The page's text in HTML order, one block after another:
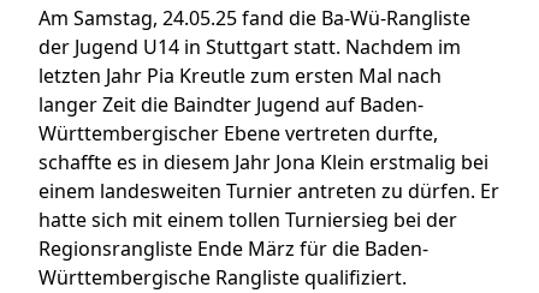
Am Samstag, 24.05.25 fand die Ba-Wü-Rangliste
der Jugend U14 in Stuttgart statt. Nachdem im
letzten Jahr Pia Kreutle zum ersten Mal nach
langer Zeit die Baindter Jugend auf Baden-
Württembergischer Ebene vertreten durfte,
schaffte es in diesem Jahr Jona Klein erstmalig bei
einem landesweiten Turnier antreten zu dürfen. Er
hatte sich mit einem tollen Turniersieg bei der
Regionsrangliste Ende März für die Baden-
Württembergische Rangliste qualifiziert.